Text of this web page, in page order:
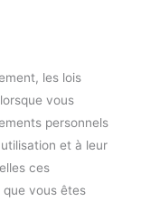
les lois
vous
personnels
et à leur
ces
que vous êtes